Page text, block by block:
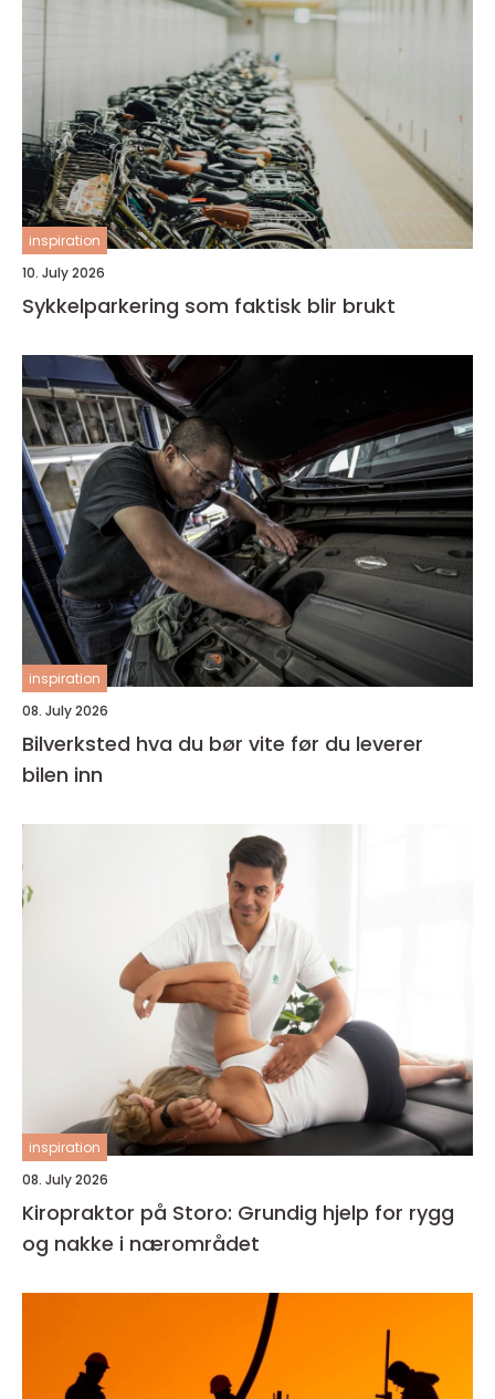
inspiration
10. July 2026
Sykkelparkering som faktisk blir brukt
inspiration
08. July 2026
Bilverksted hva du bør vite før du leverer
bilen inn
inspiration
08. July 2026
Kiropraktor på Storo: Grundig hjelp for rygg
og nakke i nærområdet